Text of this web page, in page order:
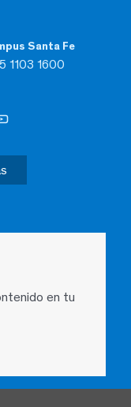
Santa Fe
1103 1600
en tu